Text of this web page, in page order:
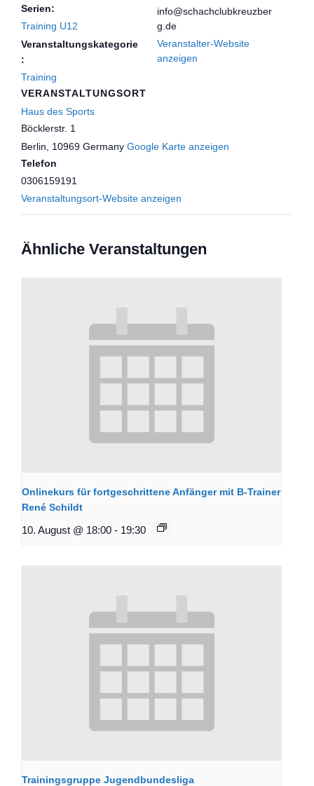
Serien:
Training U12
Veranstaltungskategorie
:
Training
VERANSTALTUNGSORT
Haus des Sports
Böcklerstr. 1
Berlin
10969 Germany Google Karte anzeigen
Telefon
0306159191
Veranstaltungsort-Website anzeigen
info@schachclubkreuzber
g.de
Veranstalter-Website
anzeigen
Ähnliche Veranstaltungen
Onlinekurs für fortgeschrittene Anfänger mit B-Trainer
René Schildt
10. August @ 18:00 - 19:30
Trainingsgruppe Jugendbundesliga